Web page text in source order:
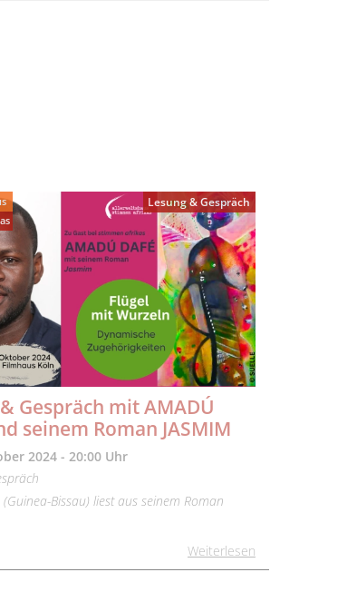
Lesung & Gespräch
Gespräch mit AMADÚ
seinem Roman JASMIM
2024 - 20:00 Uhr
Bissau) liest aus seinem Roman
Weiterlesen